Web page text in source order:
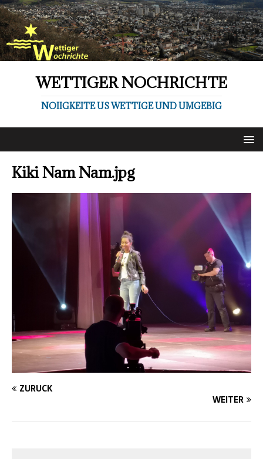
WETTIGER NOCHRICHTE
NOIIGKEITE US WETTIGE UND UMGEBIG
Kiki Nam Nam.jpg
ZURÜCK
WEITER